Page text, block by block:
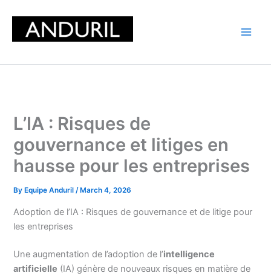
content
L’IA : Risques de
gouvernance et litiges en
hausse pour les entreprises
By Equipe Anduril/ March 4, 2026
Adoption de l’IA : Risques de gouvernance et de litige pour
les entreprises
Une augmentation de l’adoption de l’intelligence
artificielle (IA) génère de nouveaux risques en matière de